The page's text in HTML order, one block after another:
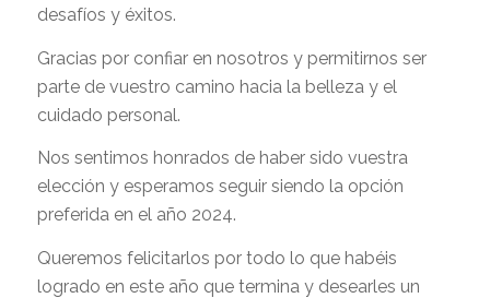
desafíos y éxitos.
Gracias por confiar en nosotros y permitirnos ser
parte de vuestro camino hacia la belleza y el
cuidado personal.
Nos sentimos honrados de haber sido vuestra
elección y esperamos seguir siendo la opción
preferida en el año 2024.
Queremos felicitarlos por todo lo que habéis
logrado en este año que termina y desearles un